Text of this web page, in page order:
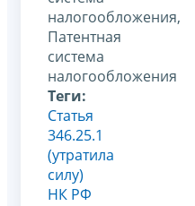
налогообложения,
Патентная
система
налогообложения
Теги:
Статья
346.25.1
(утратила
силу)
НК РФ